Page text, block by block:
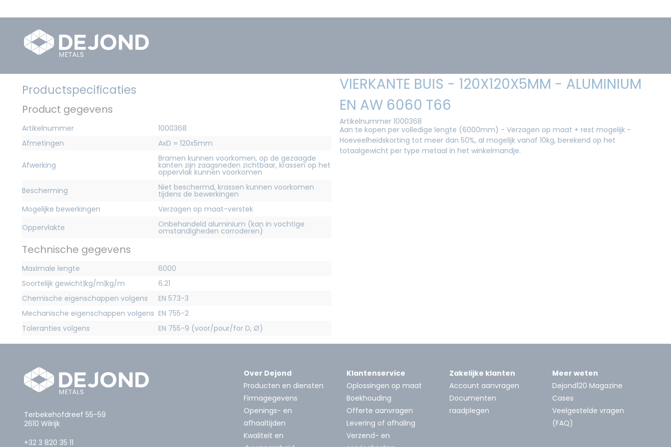
Productspecificaties
Product gegevens
Artikelnummer
1000368
Afmetingen
AxD = 120x5mm
Afwerking
Bramen kunnen voorkomen, op de gezaagde
kanten zijn zaagsneden zichtbaar, krassen op het
oppervlak kunnen voorkomen
Bescherming
Niet beschermd, krassen kunnen voorkomen
tijdens de bewerkingen
Mogelijke bewerkingen
Verzagen op maat-verstek
Oppervlakte
Onbehandeld aluminium (kan in vochtige
omstandigheden corroderen)
Technische gegevens
Maximale lengte
6000
Soortelijk gewicht|kg/m|kg/m
6.21
Chemische eigenschappen volgens
EN 573-3
Mechanische eigenschappen volgens EN 755-2
Toleranties volgens
EN 755-9 (voor/pour/for D, Ø)
VIERKANTE BUIS - 120X120X5MM - ALUMINIUM
EN AW 6060 T66
Artikelnummer 1000368
Aan te kopen per volledige lengte (6000mm) - Verzagen op maat + rest mogelijk -
Hoeveelheidskorting tot meer dan 50%, al mogelijk vanaf 10kg, berekend op het
totaalgewicht per type metaal in het winkelmandje.
Terbekehofdreef 55-59
2610 Wilrijk
+32 3 820 35 11
Over Dejond
Producten en diensten
Firmagegevens
Openings- en
afhaaltijden
Kwaliteit en
Klantenservice
Oplossingen op maat
Boekhouding
Offerte aanvragen
Levering of afhaling
Verzend- en
Zakelijke klanten
Account aanvragen
Documenten
raadplegen
Meer weten
Dejond120 Magazine
Cases
Veelgestelde vragen
(FAQ)